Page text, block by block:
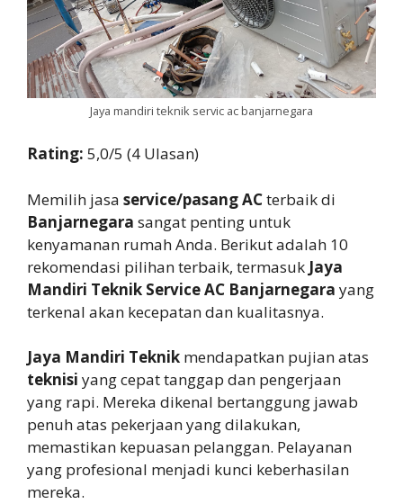
Jaya mandiri teknik servic ac banjarnegara
Rating: 5,0/5 (4 Ulasan)
Memilih jasa service/pasang ACterbaik di
Banjarnegara sangat penting untuk
kenyamanan rumah Anda. Berikut adalah 10
rekomendasi pilihan terbaik, termasuk Jaya
Mandiri Teknik Service AC Banjarnegara yang
terkenal akan kecepatan dan kualitasnya.
Jaya Mandiri Teknik mendapatkan pujian atas
teknisi yang cepat tanggap dan pengerjaan
yang rapi. Mereka dikenal bertanggung jawab
penuh atas pekerjaan yang dilakukan,
memastikan kepuasan pelanggan. Pelayanan
yang profesional menjadi kunci keberhasilan
mereka.